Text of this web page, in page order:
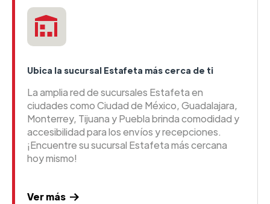
Ubica la sucursal Estafeta más cerca de ti
La amplia red de sucursales Estafeta en
ciudades como Ciudad de México, Guadalajara,
Monterrey, Tijuana y Puebla brinda comodidad y
accesibilidad para los envíos y recepciones.
¡Encuentre su sucursal Estafeta más cercana
hoy mismo!
Ver más